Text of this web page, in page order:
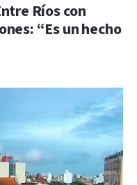
Ríos con
“Es un hecho